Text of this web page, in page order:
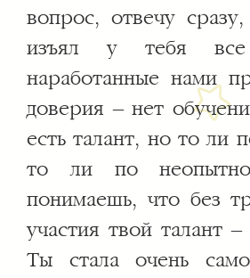
вопрос, отвечу
изъял у тебя все
наработанные нами
доверия – нет
есть талант, но то ли
то ли по
понимаешь, что без
участия твой талант –
Ты стала очень